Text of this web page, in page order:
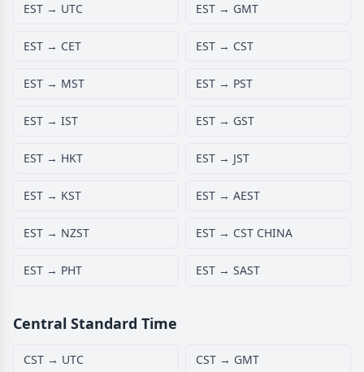
EST → UTC EST → GMT
EST → CET EST → CST
EST → MST EST → PST
EST → IST EST → GST
EST → HKT EST → JST
EST → KST EST → AEST
EST → NZST EST → CST CHINA
EST → PHT EST → SAST
Central Standard Time
CST → UTC CST → GMT